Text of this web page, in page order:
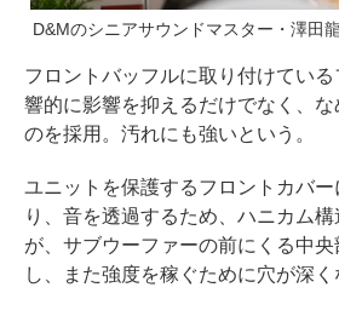
D&Mのシニアサウンドマスター・澤田
フロントバッフルに取り付けてい
響的に影響を抑えるだけでなく、
のを採用。汚れにも強いという。
ユニットを保護するフロントカバ
り、音を透過するため、ハニカム
が、サブウーファーの前にくる中央
し、また強度を稼ぐために穴が深く